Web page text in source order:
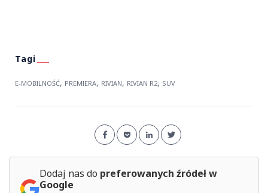
E-MOBILNOŚĆ, PREMIERA, RIVIAN, RIVIAN R2, SUV
Dodaj nas do preferowanych źródeł w
Google